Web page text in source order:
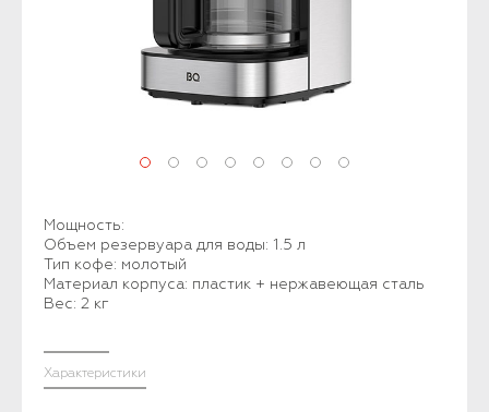
Мощность:
Объем резервуара для воды: 1.5 л
Тип кофе: молотый
Материал корпуса: пластик + нержавеющая сталь
Вес: 2 кг
Характеристики